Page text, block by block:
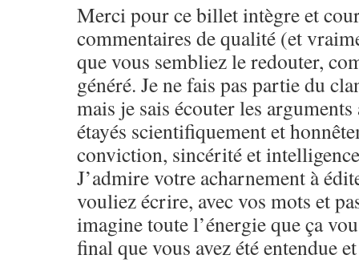
Merci pour ce billet intègre et
commentaires de qualité (et
que vous sembliez le redouter,
généré. Je ne fais pas partie du
mais je sais écouter les
étayés scientifiquement et
conviction, sincérité et
J’admire votre acharnement à
vouliez écrire, avec vos mots et
imagine toute l’énergie que ça
final que vous avez été entendue